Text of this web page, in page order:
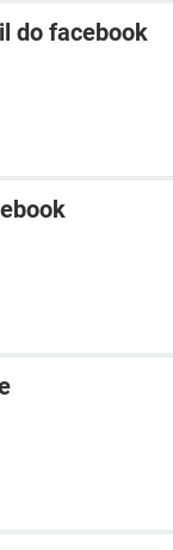
do facebook